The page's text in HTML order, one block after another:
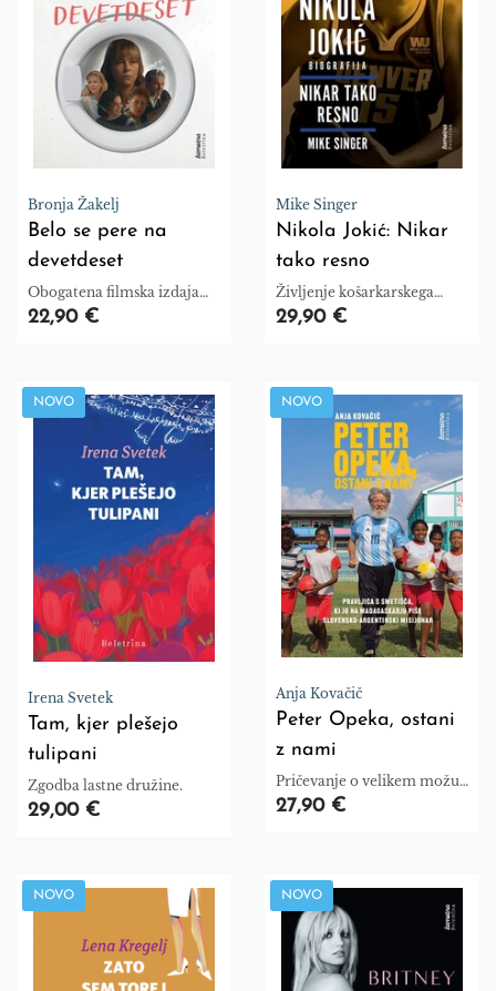
Bronja Žakelj
Belo se pere na
devetdeset
Obogatena filmska izdaja
uspešnice
22,90 €
Mike Singer
Nikola Jokić: Nikar
tako resno
Življenje košarkarskega
zvezdnika.
29,90 €
NOVO
Irena Svetek
Tam, kjer plešejo
tulipani
Zgodba lastne družine.
29,00 €
NOVO
Anja Kovačič
Peter Opeka, ostani
z nami
Pričevanje o velikem možu,
ki nam je lahko v zgled in
27,90 €
NOVO NOVO